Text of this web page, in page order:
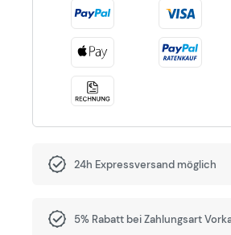
24h Expressversand möglich
5% Rabatt bei Zahlungsart